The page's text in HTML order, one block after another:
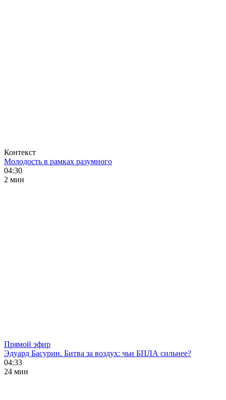
Контекст
Молодость в рамках разумного
04:30
2 мин
Прямой эфир
Эдуард Басурин. Битва за воздух: чьи БПЛА сильнее?
04:33
24 мин